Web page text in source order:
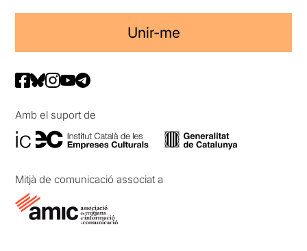
Unir-me
Amb el suport de
Mitjà de comunicació associat a